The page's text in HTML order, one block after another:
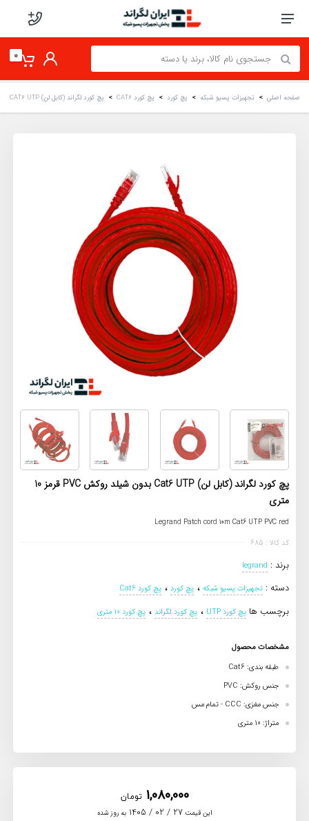
0
صفحه اصلی تجهیزات پسیو شبکه پچ کورد پچ کورد CAT6 پچ کورد لگراند (کابل لن) CAT6 UTP بدون شیلد روکش PVC قرمز 10 متری
پچ کورد لگراند (کابل لن) Cat6 UTP بدون شیلد روکش PVC قرمز 10
متری
Legrand Patch cord 10m Cat6 UTP PVC red
کد کالا : 685
برند : legrand
دسته : تجهیزات پسیو شبکه ، پچ کورد ، پچ کورد Cat6
برچسب ها پچ کورد UTP ، پچ کورد لگراند ، پچ کورد 10 متری
مشخصات محصول
طبقه بندی: Cat6
جنس روکش: PVC
جنس مغزی: CCC - تمام مس
متراژ: 10 متری
1,080,000 تومان
این قیمت27 / 02 / 1405 به روز شده